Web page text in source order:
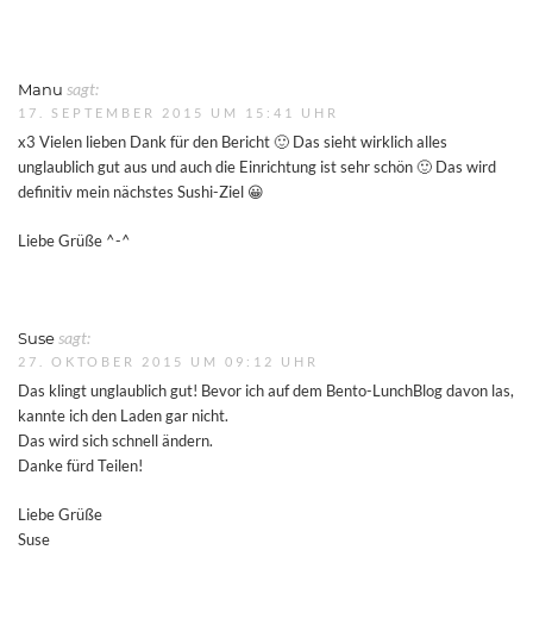
Manu sagt:
17. SEPTEMBER 2015 UM 15:41 UHR
x3 Vielen lieben Dank für den Bericht 🙂 Das sieht wirklich alles
unglaublich gut aus und auch die Einrichtung ist sehr schön 🙂 Das wird
definitiv mein nächstes Sushi-Ziel 😀
Liebe Grüße ^-^
Susesagt:
27. OKTOBER 2015 UM 09:12 UHR
Das klingt unglaublich gut! Bevor ich auf dem Bento-LunchBlog davon las,
kannte ich den Laden gar nicht.
Das wird sich schnell ändern.
Danke fürd Teilen!
Liebe Grüße
Suse